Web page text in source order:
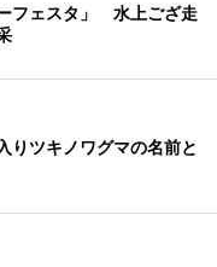
フェスタ」 水上ござ走
りツキノワグマの名前と